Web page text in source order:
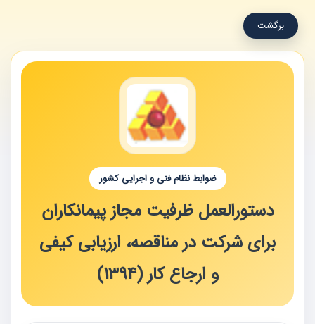
برگشت
ضوابط نظام فنی و اجرایی کشور
دستورالعمل ظرفیت مجاز پیمانکاران
برای شرکت در مناقصه، ارزیابی کیفی
و ارجاع کار (1394)